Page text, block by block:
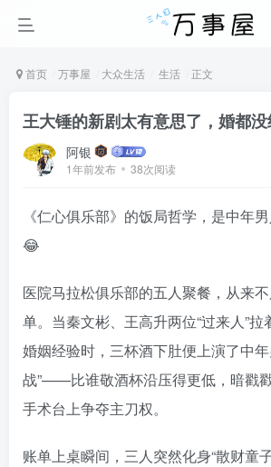
首页 万事屋 大众生活 生活 正文
王大锤的新剧太有意思了，婚都
阿银
1年前发布 38次阅读
《仁心俱乐部》的饭局哲学，是中年
😂
医院马拉松俱乐部的五人聚餐，从来
单。当秦文彬、王高升两位“过来人”
婚姻经验时，三杯酒下肚便上演了中
战”——比谁敬酒杯沿压得更低，暗戳
手术台上争夺主刀权。
账单上桌瞬间，三人突然化身“散财童